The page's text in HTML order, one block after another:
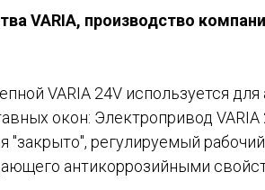
VARIA, производство
VARIA 24V используется
окон: Электропривод
"закрыто", регулируемый
антикоррозийными